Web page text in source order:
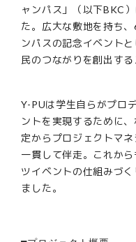
ャンパス」（以下BKC
た。広大な敷地を持ち
ンパスの記念イベント
民のつながりを創出す
Y-PUは学生自らがプロ
ントを実現するために
定からプロジェクトマ
一貫して伴走。これか
ツイベントの仕組みづ
ました。